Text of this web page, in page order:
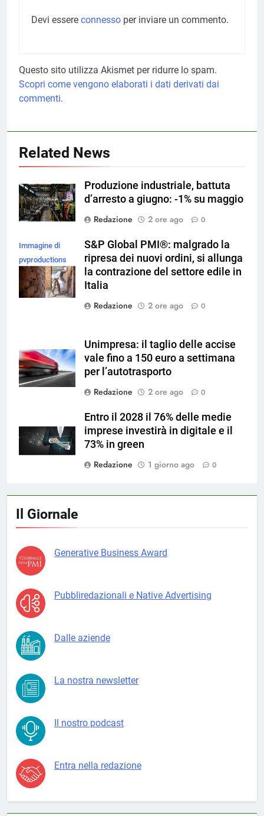
Devi essere connesso per inviare un commento.
Questo sito utilizza Akismet per ridurre lo spam.
Scopri come vengono elaborati i dati derivati dai
commenti.
Related News
Produzione industriale, battuta
d’arresto a giugno: -1% su maggio
Redazione
2 ore ago 0
Immagine di
pvproductions
su Magnific
S&P Global PMI®: malgrado la
ripresa dei nuovi ordini, si allunga
la contrazione del settore edile in
Italia
Redazione
2 ore ago 0
Unimpresa: il taglio delle accise
vale fino a 150 euro a settimana
per l’autotrasporto
Redazione
2 ore ago 0
Entro il 2028 il 76% delle medie
imprese investirà in digitale e il
73% in green
Redazione
1 giorno ago 0
Il Giornale
Generative Business Award
Pubbliredazionali e Native Advertising
Dalle aziende
La nostra newsletter
Il nostro podcast
Entra nella redazione